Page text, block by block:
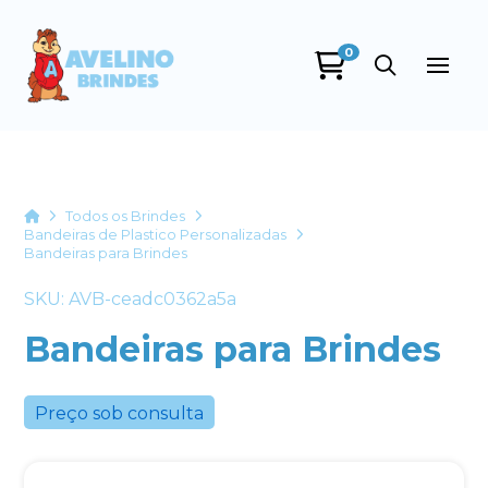
0
HomeTodos os Brindes
Bandeiras de Plastico Personalizadas
Bandeiras para Brindes
SKU: AVB-ceadc0362a5a
Bandeiras para Brindes
Preço sob consulta
+55